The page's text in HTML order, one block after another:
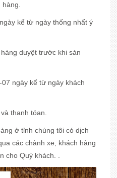
hàng.
kể từ ngày thống nhất ý
duyệt trước khi sản
ngày kể từ ngày khách
thanh tóan.
ở tỉnh chúng tôi có dịch
các chành xe, khách hàng
cho Quý khách. .